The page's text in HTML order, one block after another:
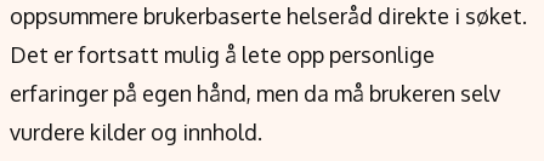
oppsummere brukerbaserte helseråd direkte i søket.
Det er fortsatt mulig å lete opp personlige
erfaringer på egen hånd, men da må brukeren selv
vurdere kilder og innhold.